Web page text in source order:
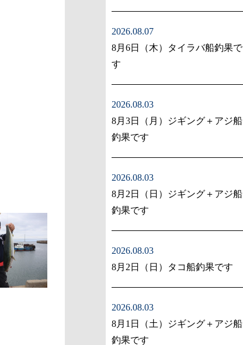
2026.08.07
8月6日（木）タイラバ船釣果で
す
2026.08.03
8月3日（月）ジギング＋アジ船
釣果です
2026.08.03
8月2日（日）ジギング＋アジ船
釣果です
2026.08.03
8月2日（日）タコ船釣果です
2026.08.03
8月1日（土）ジギング＋アジ船
釣果です